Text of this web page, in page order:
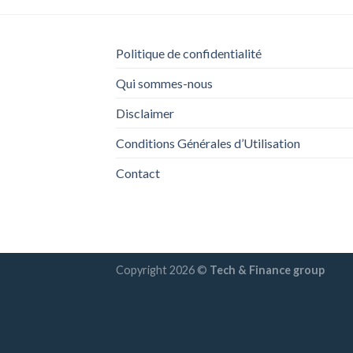
Politique de confidentialité
Qui sommes-nous
Disclaimer
Conditions Générales d’Utilisation
Contact
Copyright 2026 © Tech & Finance group